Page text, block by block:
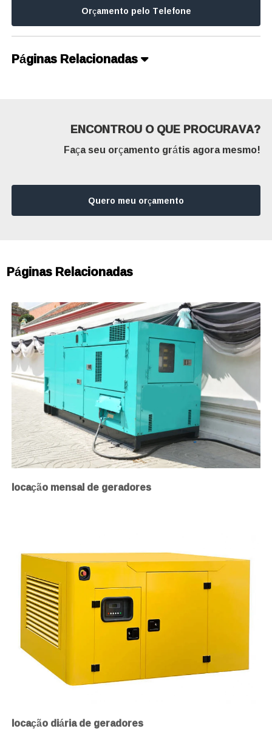
Orçamento pelo Telefone
Páginas Relacionadas
ENCONTROU O QUE PROCURAVA?
Faça seu orçamento grátis agora mesmo!
Quero meu orçamento
Páginas Relacionadas
locação mensal de geradores
locação diária de geradores